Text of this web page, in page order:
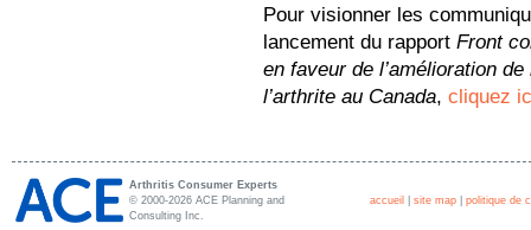
Pour visionner les
lancement du rapport Front
en faveur de l’amélioration
l’arthrite au Canada, cliquez
Arthritis Consumer Experts
© 2000-2026 ACE Planning and
Consulting Inc.
accueil site map politique de